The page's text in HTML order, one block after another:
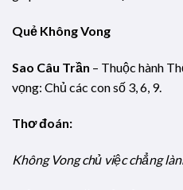
Quẻ Không Vong
Sao Câu Trần – Thuộc hành
vọng: Chủ các con số 3, 6, 9.
Thơ đoán:
Không Vong chủ việc chẳng